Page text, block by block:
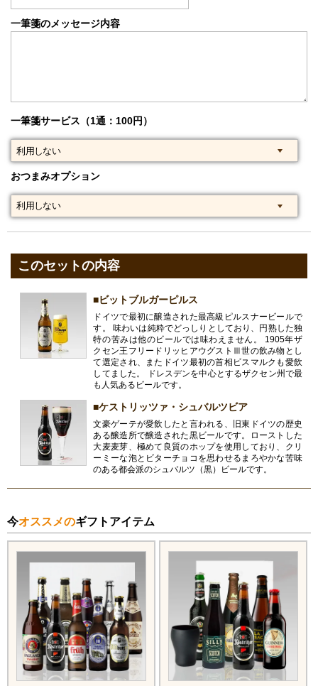
一筆箋のメッセージ内容
一筆箋サービス（1通：100円）
おつまみオプション
このセットの内容
■ビットブルガーピルス
ドイツで最初に醸造された最高級ピルスナービールで
す。 味わいは純粋でどっしりとしており、円熟した独
特の苦みは他のビールでは味わえません。 1905年ザ
クセン王フリードリッヒアウグストⅢ世の飲み物とし
て選定され、またドイツ最初の首相ビスマルクも愛飲
してました。 ドレスデンを中心とするザクセン州で最
も人気あるビールです。
■ケストリッツァ・シュバルツビア
文豪ゲーテが愛飲したと言われる、旧東ドイツの歴史
ある醸造所で醸造された黒ビールです。ローストした
大麦麦芽、極めて良質のホップを使用しており、クリ
ーミーな泡とビターチョコを思わせるまろやかな苦味
のある都会派のシュバルツ（黒）ビールです。
今オススメのギフトアイテム